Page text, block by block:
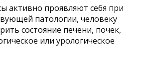
активно проявляют себя при
патологии, человеку
состояние печени, почек,
или урологическое